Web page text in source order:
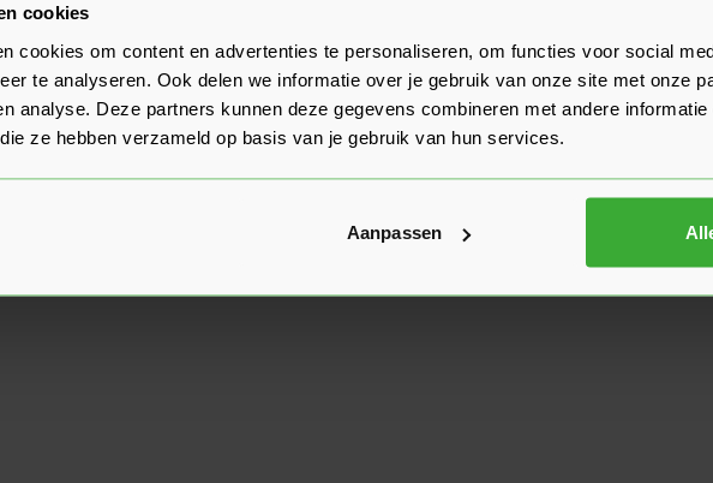
cookies
cookies om content en advertenties te personaliseren, om functies voor social
te analyseren. Ook delen we informatie over je gebruik van onze site met onze
analyse. Deze partners kunnen deze gegevens combineren met andere
ze hebben verzameld op basis van je gebruik van hun services.
Aanpassen